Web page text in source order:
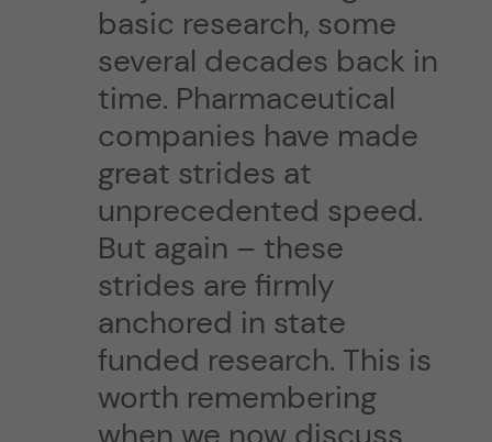
basic research, some
several decades back in
time. Pharmaceutical
companies have made
great strides at
unprecedented speed.
But again – these
strides are firmly
anchored in state
funded research. This is
worth remembering